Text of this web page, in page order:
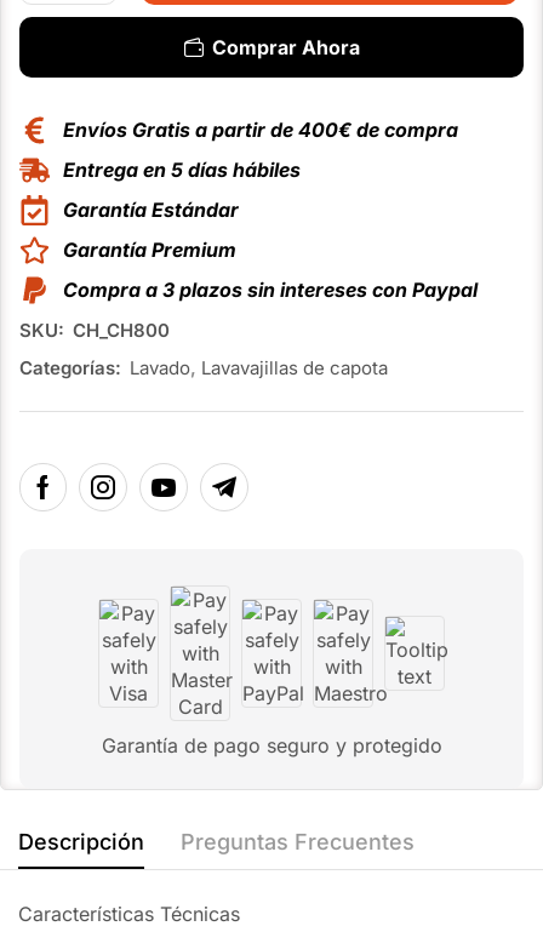
Comprar Ahora
Envíos Gratis a partir de 400€ de compra
Entrega en 5 días hábiles
Garantía Estándar
Garantía Premium
Compra a 3 plazos sin intereses con Paypal
SKU: CH_CH800
Categorías: Lavado, Lavavajillas de capota
Garantía de pago seguro y protegido
Descripción Preguntas Frecuentes
Características Técnicas